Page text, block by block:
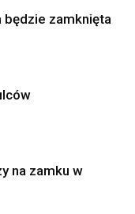
będzie zamknięta
na zamku w